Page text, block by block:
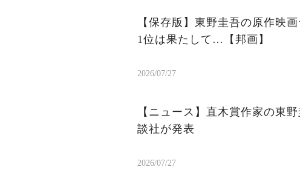
【保存版】東野圭吾の原作映
1位は果たして…【邦画】
2026/07/27
【ニュース】直木賞作家の東
談社が発表
2026/07/27